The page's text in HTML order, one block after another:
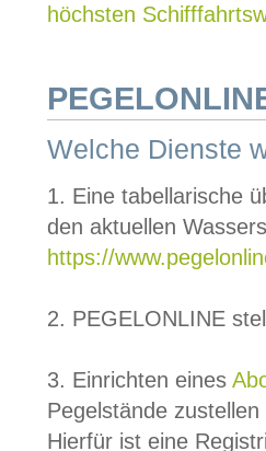
höchsten
Welche Dienste
1. Eine tabellarische
den aktuellen
https://
2. PEGELONLINE
3. Einrichten eines
Pegelstände
Hierfür ist eine